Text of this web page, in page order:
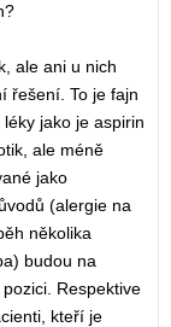
ale ani u nich
řešení. To je fajn
jako je aspirin
ale méně
jako
(alergie na
několika
budou na
Respektive
kteří je